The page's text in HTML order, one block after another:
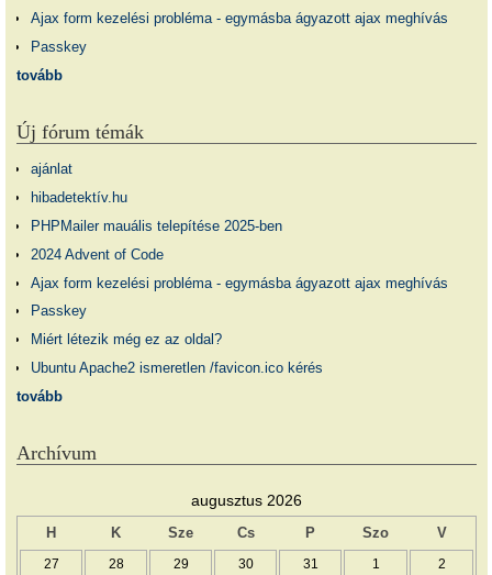
Ajax form kezelési probléma - egymásba ágyazott ajax meghívás
Passkey
tovább
Új fórum témák
ajánlat
hibadetektív.hu
PHPMailer mauális telepítése 2025-ben
2024 Advent of Code
Ajax form kezelési probléma - egymásba ágyazott ajax meghívás
Passkey
Miért létezik még ez az oldal?
Ubuntu Apache2 ismeretlen /favicon.ico kérés
tovább
Archívum
augusztus 2026
H K Sze Cs P Szo V
27 28 29 30 31 1 2